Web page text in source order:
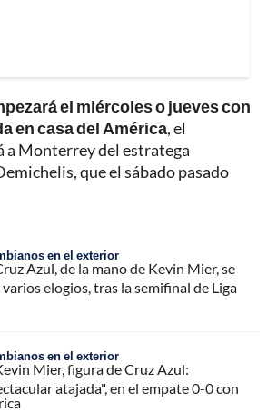
el miércoles o jueves con
en casa del América, el
a Monterrey del estratega
que el sábado pasado
en el exterior
Azul, de la mano de Kevin Mier, se
elogios, tras la semifinal de Liga
en el exterior
Mier, figura de Cruz Azul:
atajada", en el empate 0-0 con